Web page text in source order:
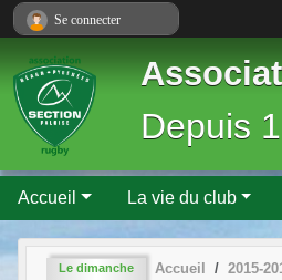
Depuis
Accueil La vie du club
Le dimanche Accueil 2015-
Se connecter
Panneau de gestion des cookies